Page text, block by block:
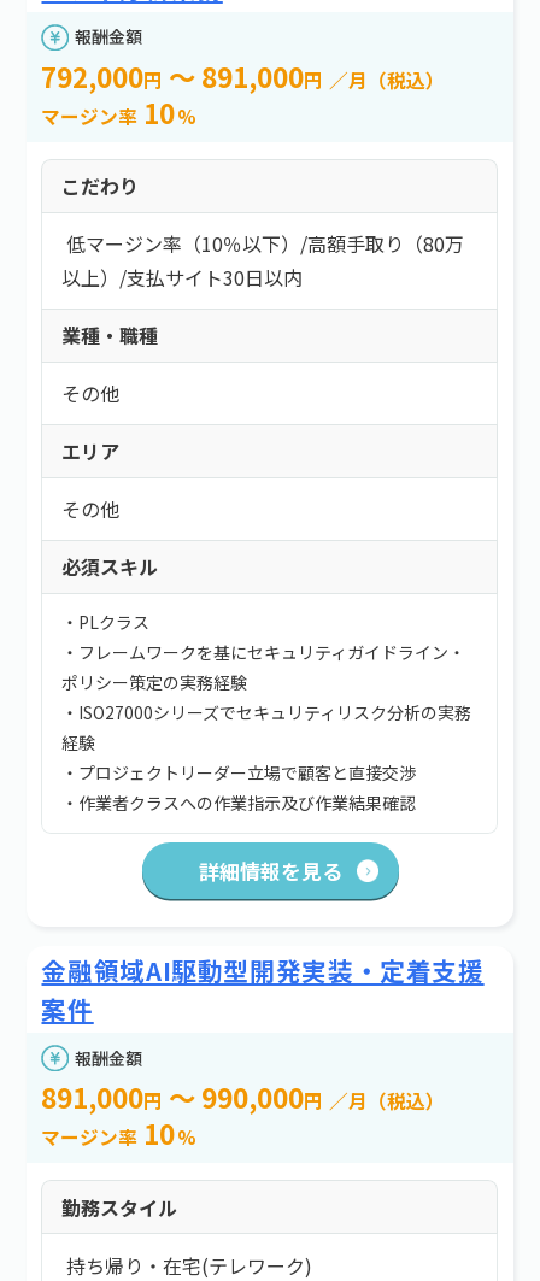
報酬金額
792,000円 ～ 891,000円 ／月（税込）
マージン率 10%
こだわり
低マージン率（10％以下） /高額手取り（80万
以上） /支払サイト30日以内
業種・職種
その他
エリア
その他
必須スキル
・PLクラス
・フレームワークを基にセキュリティガイドライン・
ポリシー策定の実務経験
・ISO27000シリーズでセキュリティリスク分析の実務
経験
・プロジェクトリーダー立場で顧客と直接交渉
・作業者クラスへの作業指示及び作業結果確認
詳細情報を見る
金融領域AI駆動型開発実装・定着支援
案件
報酬金額
891,000円 ～ 990,000円 ／月（税込）
マージン率 10%
勤務スタイル
持ち帰り・在宅(テレワーク)